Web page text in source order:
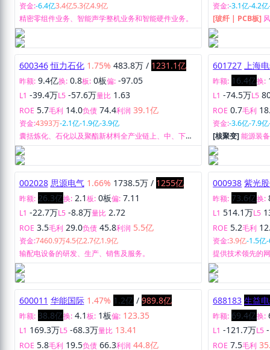
资金:-6.4亿3.4亿5.3亿4.9亿
精密零组件业务、智能声学整机业务和智能硬件业务。
资金:-3.1亿-4.2亿
[玻纤 | PCB板]
膜的研发、制造
600346 恒力石化 1.75% 483.8万 / 1231.1亿
昨额: 9.4亿换: 0.8板: 0板偏: -97.05
L1 -39.4万L5 -57.6万量比 1.63
ROE 5.7毛利 14.0负债 74.4利润 39.1亿
资金:4393万-2.1亿-1.9亿-3.9亿
囊括炼化、石化以及聚酯新材料全产业链上、中、下游
业务领域涉及的PX、醋酸、PTA、乙二醇、聚酯切片、
民用涤纶长丝、工业涤纶长丝、聚酯薄膜、工程塑料、
PBS/PBAT生物可降解新材料的生产、研发和销售。
601727 上海
昨额: 16.4亿换:
L1 -74.5万L5
ROE 0.7毛利
资金:-3.6亿-7.9亿
[核聚变]能源装
002028 思源电气 1.66% 1738.5万 / 1255亿
昨额: 26.3亿换: 2.1板: 0板偏: 7.11
L1 -22.7万L5 -8.8万量比 2.72
ROE 3.5毛利 29.0负债 45.8利润 5.5亿
资金:7460.9万4.5亿2.7亿1.9亿
输配电设备的研发、生产、销售及服务。
000938 紫光
昨额: 73.6亿换:
L1 514.1万L5
ROE 5.2毛利
资金:3.9亿-1.5亿
提供技术领先的
能终端等全栈
600011 华能国际 1.47% 1.2亿 / 989.8亿
昨额: 38.8亿换: 4.1板: 1板偏: 123.35
L1 169.3万L5 -68.3万量比 13.41
ROE 5.8毛利 19.5负债 66.3利润 44.8亿
688183 生益
昨额: 69.4亿换:
L1 -121.7万L5
ROE 7.5毛利